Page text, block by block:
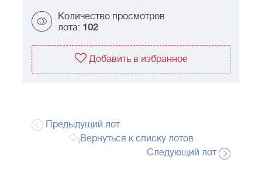
Количество просмотров
лота: 102
Добавить в избранное
Предыдущий лот
Вернуться к списку лотов
Следующий лот